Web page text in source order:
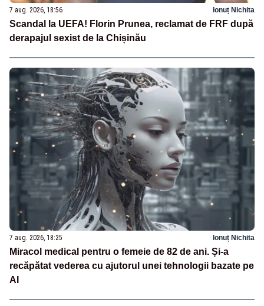
7 aug. 2026, 18:56 Ionuț Nichita
Scandal la UEFA! Florin Prunea, reclamat de FRF după
derapajul sexist de la Chișinău
7 aug. 2026, 18:25 Ionuț Nichita
Miracol medical pentru o femeie de 82 de ani. Și-a
recăpătat vederea cu ajutorul unei tehnologii bazate pe
AI